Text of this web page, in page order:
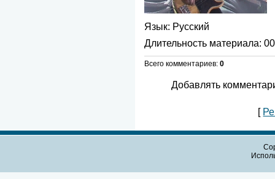
Язык: Русский
Длительность материала:
Всего комментариев: 0
Добавлять
[